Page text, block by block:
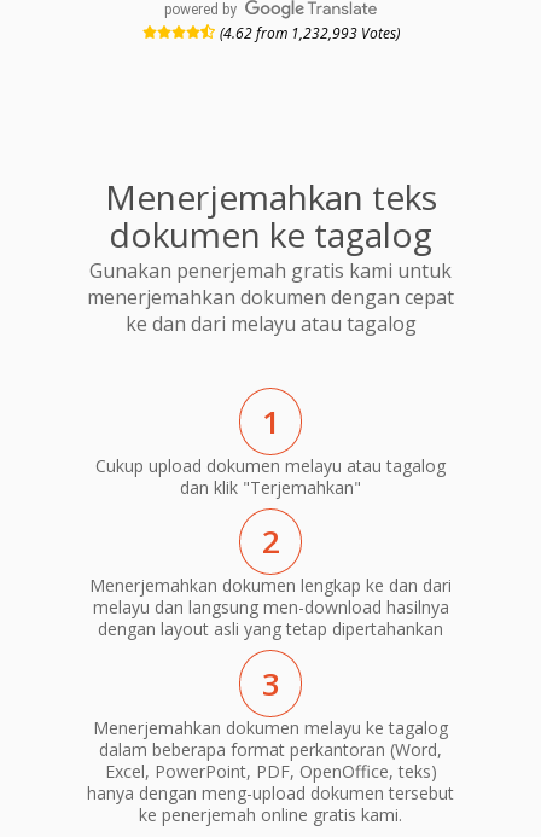
powered by
(4.62 from 1,232,993 Votes)
Menerjemahkan teks
dokumen ke tagalog
Gunakan penerjemah gratis kami untuk
menerjemahkan dokumen dengan cepat
ke dan dari melayu atau tagalog
1
Cukup upload dokumen melayu atau tagalog
dan klik "Terjemahkan"
2
Menerjemahkan dokumen lengkap ke dan dari
melayu dan langsung men-download hasilnya
dengan layout asli yang tetap dipertahankan
3
Menerjemahkan dokumen melayu ke tagalog
dalam beberapa format perkantoran (Word,
Excel, PowerPoint, PDF, OpenOffice, teks)
hanya dengan meng-upload dokumen tersebut
ke penerjemah online gratis kami.